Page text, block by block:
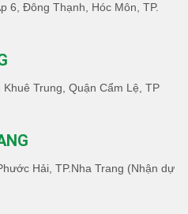
6, Đông Thạnh, Hóc Môn, TP.
Trung, Quận Cẩm Lệ, TP
Hải, TP.Nha Trang (Nhận dự